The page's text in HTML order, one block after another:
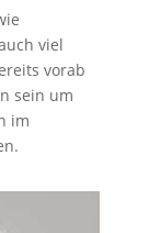
viel
vorab
sein um
im